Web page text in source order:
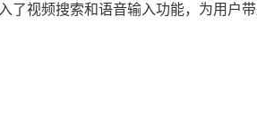
了视频搜索和语音输入功能，为用户带